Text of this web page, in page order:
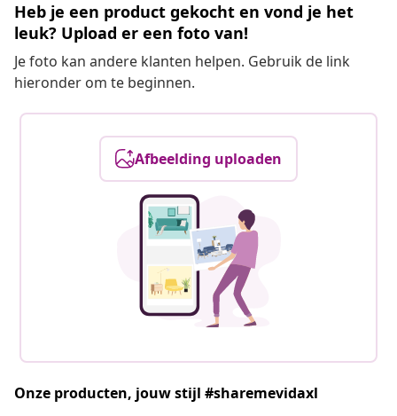
Heb je een product gekocht en vond je het
leuk? Upload er een foto van!
Je foto kan andere klanten helpen. Gebruik de link
hieronder om te beginnen.
Afbeelding uploaden
Onze producten, jouw stijl #sharemevidaxl